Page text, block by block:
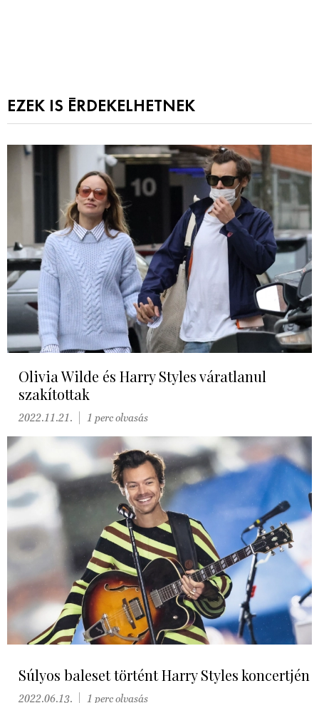
EZEK IS ÉRDEKELHETNEK
Olivia Wilde és Harry Styles váratlanul
szakítottak
2022.11.21. 1 perc olvasás
Súlyos baleset történt Harry Styles koncertjén
2022.06.13. 1 perc olvasás